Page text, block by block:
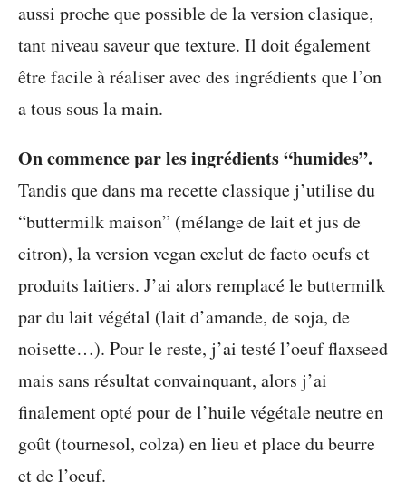
aussi proche que possible de la version clasique,
tant niveau saveur que texture. Il doit également
être facile à réaliser avec des ingrédients que l’on
a tous sous la main.
On commence par les ingrédients “humides”.
Tandis que dans ma recette classique j’utilise du
“buttermilk maison” (mélange de lait et jus de
citron), la version vegan exclut de facto oeufs et
produits laitiers. J’ai alors remplacé le buttermilk
par du lait végétal (lait d’amande, de soja, de
noisette…). Pour le reste, j’ai testé l’oeuf flaxseed
mais sans résultat convainquant, alors j’ai
finalement opté pour de l’huile végétale neutre en
goût (tournesol, colza) en lieu et place du beurre
et de l’oeuf.